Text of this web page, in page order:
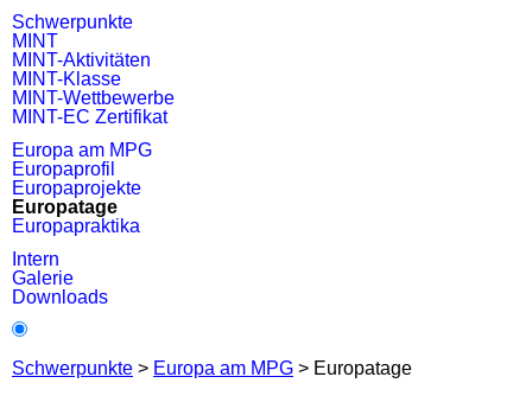
Schwerpunkte
MINT
MINT-Aktivitäten
MINT-Klasse
MINT-Wettbewerbe
MINT-EC Zertifikat
Europa am MPG
Europaprofil
Europaprojekte
Europatage
Europapraktika
Intern
Galerie
Downloads
Schwerpunkte > Europa am MPG > Europatage